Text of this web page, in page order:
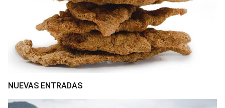
NUEVAS ENTRADAS